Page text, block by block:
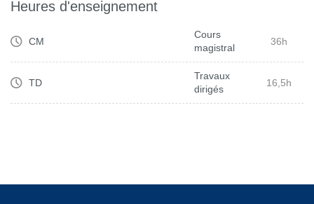
Heures d'enseignement
CM
Cours
magistral
36h
TD
Travaux
dirigés
16,5h